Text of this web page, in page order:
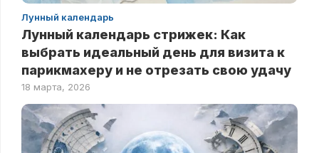
Лунный календарь
Лунный календарь стрижек: Как
выбрать идеальный день для визита к
парикмахеру и не отрезать свою удачу
18 марта, 2026